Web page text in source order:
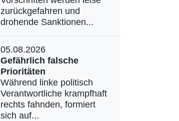
zurückgefahren und
drohende Sanktionen...
05.08.2026
Gefährlich falsche
Prioritäten
Während linke politisch
Verantwortliche krampfhaft
rechts fahnden, formiert
sich auf...